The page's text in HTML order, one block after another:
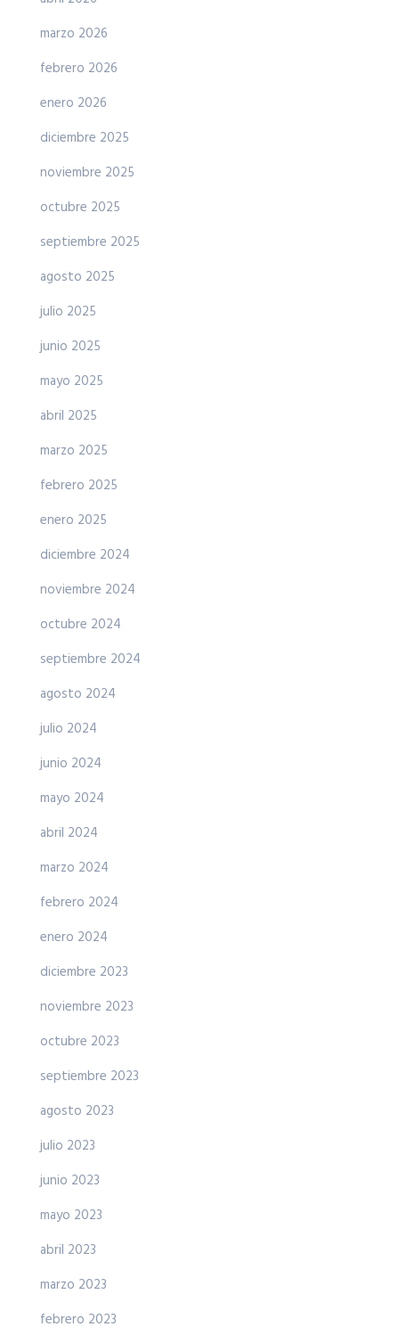
marzo 2026
febrero 2026
enero 2026
diciembre 2025
noviembre 2025
octubre 2025
septiembre 2025
agosto 2025
julio 2025
junio 2025
mayo 2025
abril 2025
marzo 2025
febrero 2025
enero 2025
diciembre 2024
noviembre 2024
octubre 2024
septiembre 2024
agosto 2024
julio 2024
junio 2024
mayo 2024
abril 2024
marzo 2024
febrero 2024
enero 2024
diciembre 2023
noviembre 2023
octubre 2023
septiembre 2023
agosto 2023
julio 2023
junio 2023
mayo 2023
abril 2023
marzo 2023
febrero 2023